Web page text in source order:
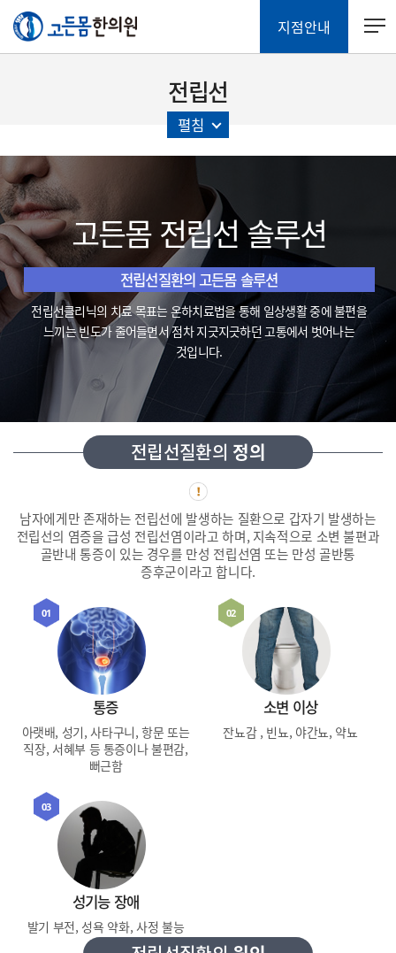
지점안내
전립선
펼침
고든몸 전립선 솔루션
전립선질환의 고든몸 솔루션
전립선클리닉의 치료 목표는 온하치료법을 통해 일상생활 중에 불편을
느끼는 빈도가 줄어들면서 점차지긋지긋하던 고통에서 벗어나는
것입니다.
전립선질환의 정의
남자에게만 존재하는 전립선에 발생하는 질환으로 갑자기 발생하는
전립선의 염증을 급성 전립선염이라고 하며,지속적으로 소변 불편과
골반내 통증이 있는 경우를 만성 전립선염 또는 만성 골반통
증후군이라고 합니다.
01
통증
아랫배, 성기, 사타구니, 항문 또는
직장, 서혜부 등 통증이나 불편감,
뻐근함
02
소변 이상
잔뇨감 , 빈뇨, 야간뇨, 약뇨
03
성기능 장애
발기 부전, 성욕 약화, 사정 불능